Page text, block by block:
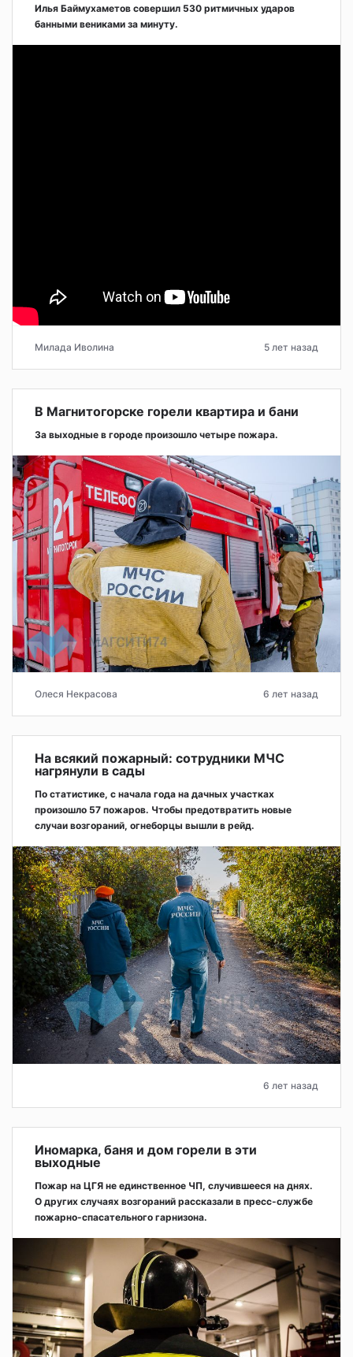
Илья Баймухаметов совершил 530 ритмичных ударов
банными вениками за минуту.
Милада Иволина 5 лет назад
В Магнитогорске горели квартира и бани
За выходные в городе произошло четыре пожара.
Олеся Некрасова 6 лет назад
На всякий пожарный: сотрудники МЧС
нагрянули в сады
По статистике, с начала года на дачных участках
произошло 57 пожаров. Чтобы предотвратить новые
случаи возгораний, огнеборцы вышли в рейд.
6 лет назад
Иномарка, баня и дом горели в эти
выходные
Пожар на ЦГЯ не единственное ЧП, случившееся на днях.
О других случаях возгораний рассказали в пресс-службе
пожарно-спасательного гарнизона.